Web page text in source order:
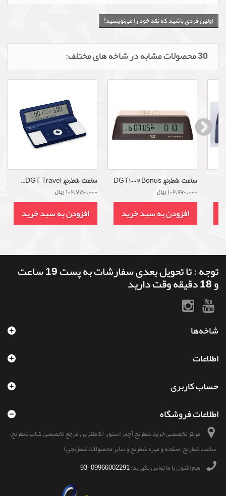
اولین فردی باشید که نقد خود را می‌نویسید!
30 محصولات مشابه در شاخه های مختلف:
ساعت شطرنج DGT Travel...
102,750,000 ریال
افزودن به سبد خرید
ساعت شطرنج DGT1002 Bonus
102,960,000 ریال
افزودن به سبد خرید
توجه : تا تحویل بعدی سفارشات به پست 19 ساعت
و 18 دقیقه وقت دارید
شاخه‌ها
اطلاعات
حساب کاربری
اطلاعات فروشگاه
مرکز تخصصی خرید شطرنج آچمز استور, (کاملترین مرجع تخصصی کتاب شطرنج،
ساعت شطرنج، صفحه و مهره شطرنج و سایر محصولات شطرنجی)
هم اکنون با ما تماس بگیرید:09966002291-93